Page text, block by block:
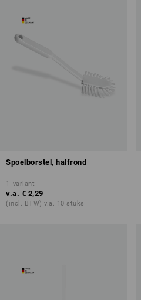
Spoelborstel, halfrond
1 variant
v.a. € 2,29
(incl. BTW) v.a. 10 stuks